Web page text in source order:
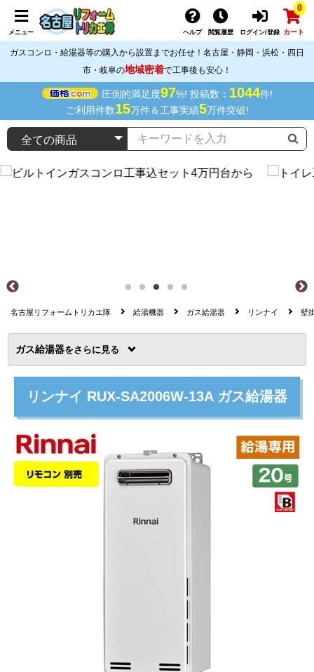
メニュー ヘルプ 閲覧履歴 ログイン/登録
0
カート
ガスコンロ・給湯器等の購入から設置までお任せ！名古屋・静岡・浜松・四日
市・岐阜の地域密着で工事後も安心！
圧倒的満足度97%! 投稿数： 1044件!
ご利用件数15万件＆工事実績5万件突破!
名古屋リフォームトリカエ隊 給湯機器 ガス給湯器 リンナイ 壁
ガス給湯器を
リンナイ RUX-SA2006W-13A ガス給湯器